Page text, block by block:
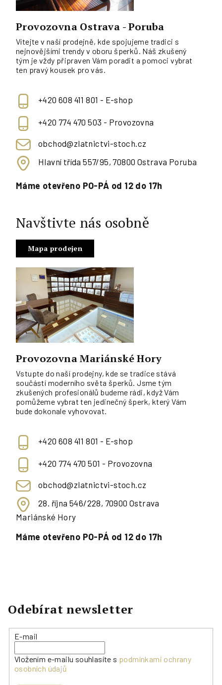
Provozovna Ostrava - Poruba
Vítejte v naší prodejně, kde spojujeme tradici s
nejnovějšími trendy v oboru šperků. Náš zkušený
tým je vždy připraven Vám poradit a pomoci vybrat
ten pravý kousek pro vás.
+420 608 411 801 - E-shop
+420 774 470 503 - Provozovna
obchod@zlatnictvi-stoch.cz
Hlavní třída 557/95, 70800 Ostrava Poruba
Máme otevřeno PO-PÁ od 12 do 17h
Navštivte nás osobně
Mapa prodejen
Provozovna Mariánské Hory
Vstupte do naší prodejny, kde se tradice stává
součástí moderního světa šperků. Jsme tým
zkušených profesionálů budeme rádi, když Vám
pomůžeme vybrat ten jedinečný šperk, který Vám
bude dokonale vyhovovat.
+420 608 411 801 - E-shop
+420 774 470 501 - Provozovna
obchod@zlatnictvi-stoch.cz
28. října 546/228, 70900 Ostrava
Mariánské Hory
Máme otevřeno PO-PÁ od 12 do 17h
Odebírat newsletter
E-mail
Vložením e-mailu souhlasíte s podmínkami ochrany
osobních údajů